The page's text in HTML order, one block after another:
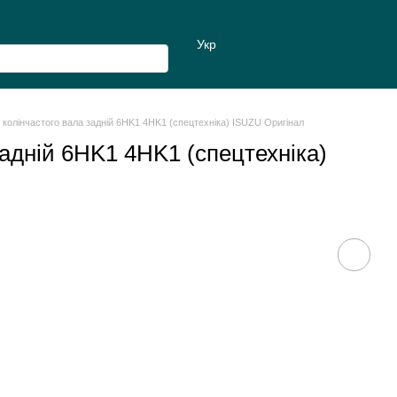
Укр
вала задній 6HK1 4HK1 (спецтехніка) ISUZU Оригінал
6HK1 4HK1 (спецтехніка)